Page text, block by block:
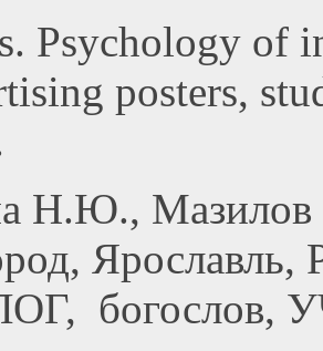
Psychology of
posters,
Н.Ю.,
Ярославль,
богослов,